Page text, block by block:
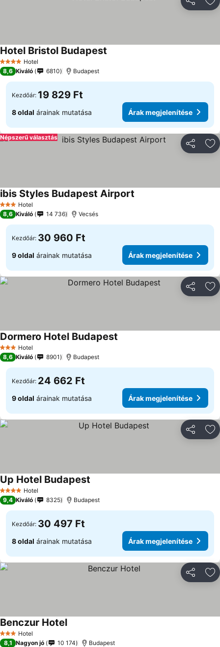
4 KategóriaHotel
Hotel Bristol Budapest
8,6 Kiváló 6810 Budapest
Kezdőár: 19 829 Ft
8 oldal árainak mutatása Árak megjelenítése
Népszerű választás
3 Kategória
Hotel
ibis Styles Budapest Airport
8,6 Kiváló 14 736 Vecsés
Kezdőár: 30 960 Ft
9 oldal árainak mutatása Árak megjelenítése
3 Kategória
Hotel
Dormero Hotel Budapest
8,6 Kiváló 8901 Budapest
Kezdőár: 24 662 Ft
9 oldal árainak mutatása Árak megjelenítése
4 KategóriaHotel
Up Hotel Budapest
9,4 Kiváló 8325 Budapest
Kezdőár: 30 497 Ft
8 oldal árainak mutatása Árak megjelenítése
3 Kategória
Hotel
Benczur Hotel
8,1 Nagyon jó 10 174 Budapest